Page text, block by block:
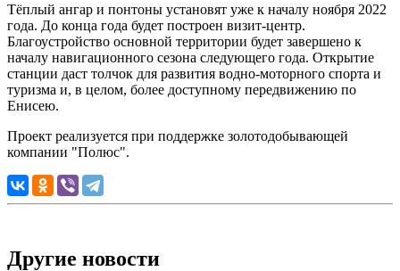
Тёплый ангар и понтоны установят уже к началу ноября 2022
года. До конца года будет построен визит-центр.
Благоустройство основной территории будет завершено к
началу навигационного сезона следующего года. Открытие
станции даст толчок для развития водно-моторного спорта и
туризма и, в целом, более доступному передвижению по
Енисею.
Проект реализуется при поддержке золотодобывающей
компании "Полюс".
Другие новости